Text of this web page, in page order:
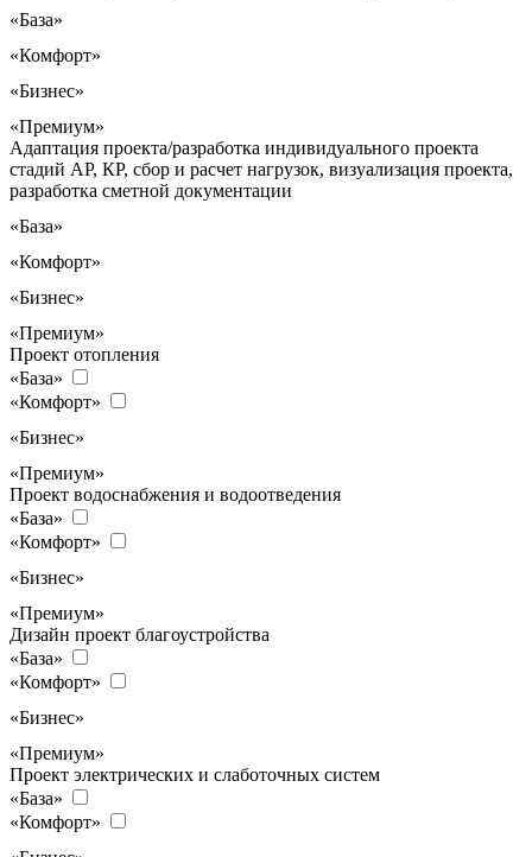
«База»
«Комфорт»
«Бизнес»
«Премиум»
Адаптация проекта/разработка индивидуального проекта
стадий АР, КР, сбор и расчет нагрузок, визуализация проекта,
разработка сметной документации
«База»
«Комфорт»
«Бизнес»
«Премиум»
Проект отопления
«База»
«Комфорт»
«Бизнес»
«Премиум»
Проект водоснабжения и водоотведения
«База»
«Комфорт»
«Бизнес»
«Премиум»
Дизайн проект благоустройства
«База»
«Комфорт»
«Бизнес»
«Премиум»
Проект электрических и слаботочных систем
«База»
«Комфорт»